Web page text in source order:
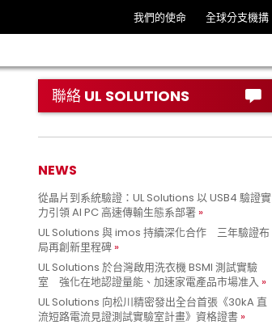
我們的使命 全球分支機搆
聯絡 UL SOLUTIONS
NEWS
從晶片到系統驗證：UL Solutions 以 USB4 驗證實
力引領 AI PC 高速傳輸生態系部署
UL Solutions 與 imos 持續深化合作 三年驗證布
局再創新里程碑
UL Solutions 於台灣啟用洗衣機 BSMI 測試實驗
室 強化在地認證量能、加速家電產品市場准入
UL Solutions 向松川精密發出全台首張《30kA 直
流短路電流見證測試實驗室計畫》資格證書